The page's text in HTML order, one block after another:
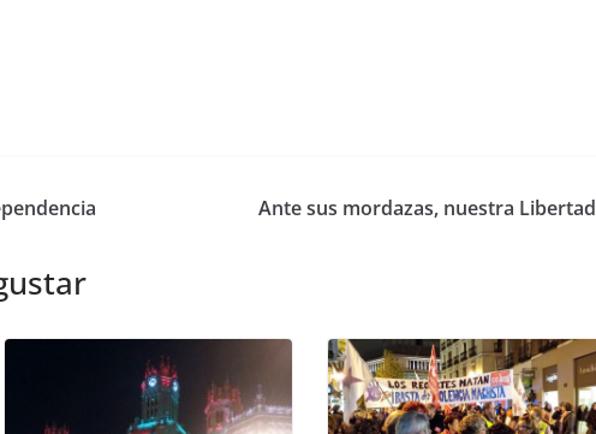
Ante sus mordazas, nuestra Libertad